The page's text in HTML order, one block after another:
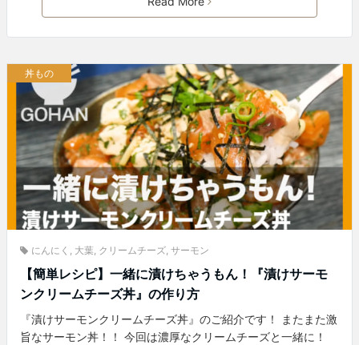
丼もの
にんにく , 大葉, クリームチーズ, サーモン
【簡単レシピ】一緒に漬けちゃうもん！『漬けサーモ
ンクリームチーズ丼』の作り方
『漬けサーモンクリームチーズ丼』のご紹介です！ またまた激
旨なサーモン丼！！ 今回は濃厚なクリームチーズと一緒に！